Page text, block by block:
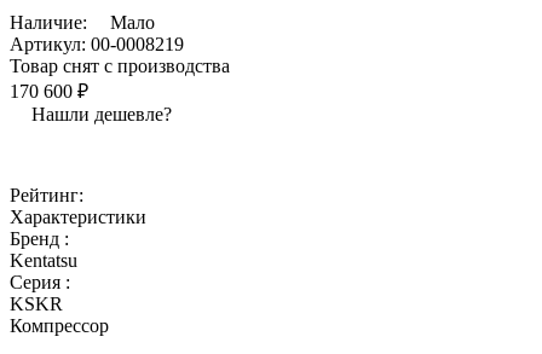
Наличие:
Мало
Артикул: 00-0008219
Товар снят с производства
170 600 ₽
Нашли дешевле?
Рейтинг:
Характеристики
Бренд :
Kentatsu
Серия :
KSKR
Компрессор